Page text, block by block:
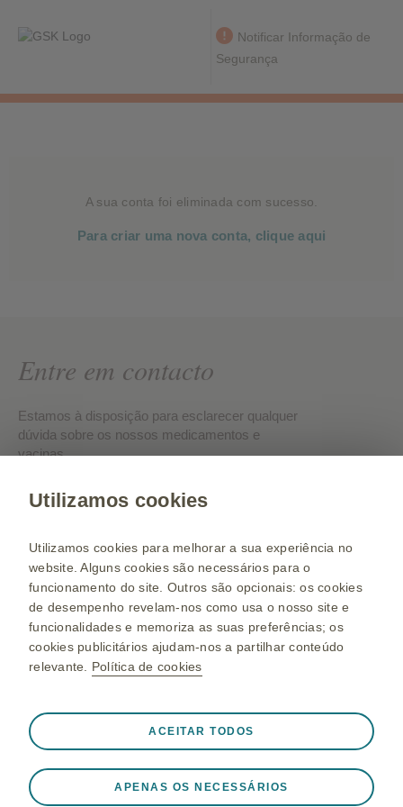
Notificar Informação de
Segurança
A sua conta foi eliminada com sucesso.
Para criar uma nova conta, clique aqui
Entre em contacto
Estamos à disposição para esclarecer qualquer
dúvida sobre os nossos medicamentos e
vacinas.
Solicitar contacto
Saiba mais sobre nós:
GSK.pt
Termos de Utilização
Política de Cookies
©2026 empresas do grupo GSK ou sob licença. As Marcas
Utilizamos cookies
Utilizamos cookies para melhorar a sua experiência no
website. Alguns cookies são necessários para o
funcionamento do site. Outros são opcionais: os cookies
de desempenho revelam-nos como usa o nosso site e
funcionalidades e memoriza as suas preferências; os
cookies publicitários ajudam-nos a partilhar conteúdo
relevante. Política de cookies
Cookies estritamente necessários
❮
como armazenar dados da sessão durante uma visita ao
site, gerir as preferências de cookies e tags e para
APENAS OS NECESSÁRIOS
ACEITAR TODOS